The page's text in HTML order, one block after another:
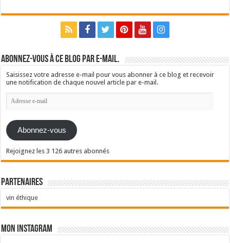
Abonnez-vous à ce blog par e-mail.
Saisissez votre adresse e-mail pour vous abonner à ce blog et recevoir
une notification de chaque nouvel article par e-mail.
Adresse
e-
Abonnez-vous
Rejoignez les 3 126 autres abonnés
Partenaires
vin éthique
Mon Instagram